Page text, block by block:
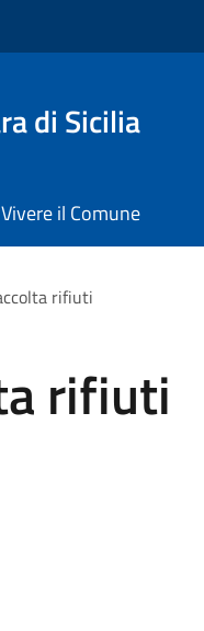
di Sicilia
Vivere il Comune
rifiuti
rifiuti